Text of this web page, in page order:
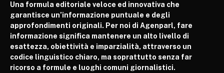
Una formula editoriale veloce ed innovativa che
garantisce un’informazione puntuale e degli
approfondimenti originali. Per noi di Agenparl, fare
informazione significa mantenere un alto livello di
esattezza, obiettività e imparzialità, attraverso un
codice linguistico chiaro, ma soprattutto senza far
ricorso a formule e luoghi comuni giornalistici.